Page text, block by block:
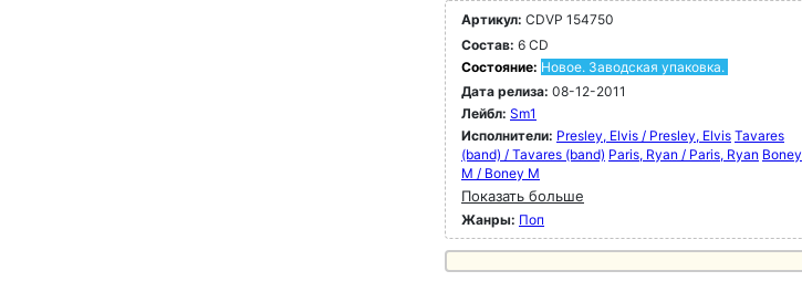
Артикул: CDVP 154750
Состав: 6 CD
Состояние: Новое. Заводская упаковка.
Дата релиза: 08-12-2011
Лейбл: Sm1
Исполнители: Presley, Elvis / Presley, Elvis Tavares
(band) / Tavares (band) Paris, Ryan / Paris, Ryan Boney
M / Boney M
Показать больше
Жанры: Поп